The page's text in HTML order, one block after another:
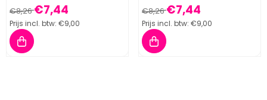
Van 8,26 voor 7,44, inclusief btw: 9,00
€8,26€7,44
Prijs incl. btw: €9,00
Van 8,26 voor 7,44, inclusief
€8,26€7,44
Prijs incl. btw: €9,00